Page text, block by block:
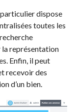
particulier dispose
toutes les
la représentation
Enfin, il peut
recevoir des
d’un bien.